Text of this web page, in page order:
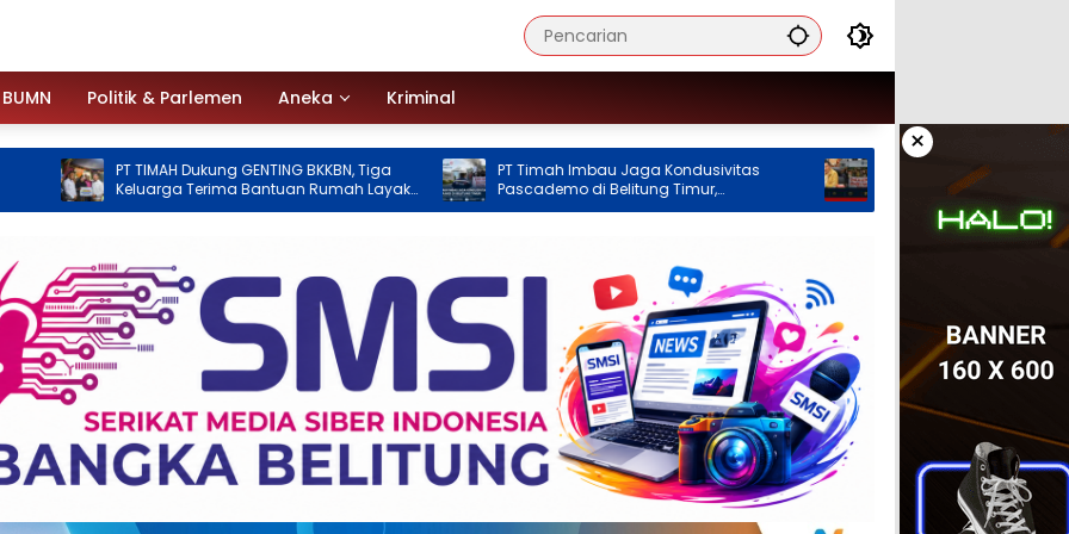
BUMN Politik & Parlemen Aneka Kriminal
×
PT TIMAH Dukung GENTING BKKBN, Tiga
Keluarga Terima Bantuan Rumah Layak
PT Timah Imbau Jaga Kondusivitas
Pascademo di Belitung Timur,
Operasional Masih Terganggu
Ketua Komisi XII DPR: Perpres Tata Kelola
Timah Belitung Segera Terbit,
Masyarakat Diminta Tahan Diri